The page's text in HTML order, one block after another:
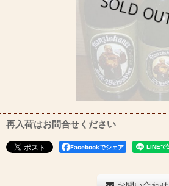
再入荷はお問合せください
Facebookでシェア